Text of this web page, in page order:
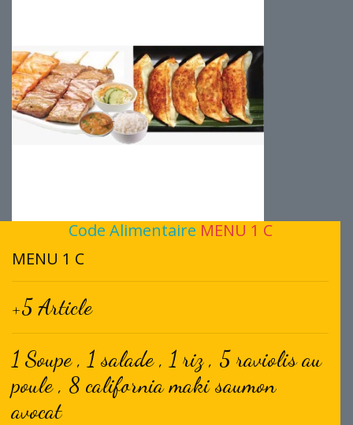
Code Alimentaire MENU 1 C
MENU 1 C
+5 Article
1 Soupe , 1 salade , 1 riz , 5 raviolis au
poule , 8 california maki saumon
avocat